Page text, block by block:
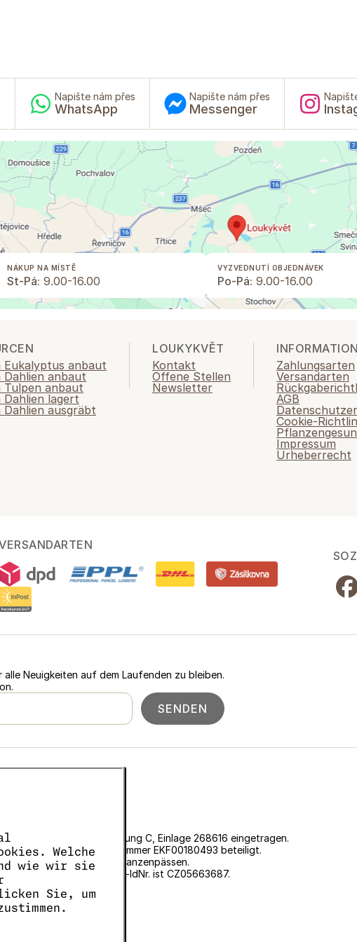
Welche
wie wir sie
Sie, um
Napište nám přes
WhatsApp
Napište nám přes
Messenger
NÁKUP NA MÍSTĚ
St-Pá: 9.00-16.00
VYZVEDNUTÍ OBJEDNÁVEK
Po-Pá: 9.00-16.00
Eukalyptus anbaut
Dahlien anbaut
Tulpen anbaut
Dahlien lagert
Dahlien ausgräbt
LOUKYKVĚT
Kontakt
Offene Stellen
Newsletter
Zahlungsarten
Versandarten
AGB
Cookie-
Impressum
Urheberrecht
Neuigkeiten auf dem Laufenden zu bleiben.
SENDEN
in Prag, Abteilung C, Einlage 268616 eingetragen.
EKO-KOM unter der Nummer EKF00180493 beteiligt.
zur Ausstellung von Pflanzenpässen.
lautet 05663687, die USt-IdNr. ist CZ05663687.